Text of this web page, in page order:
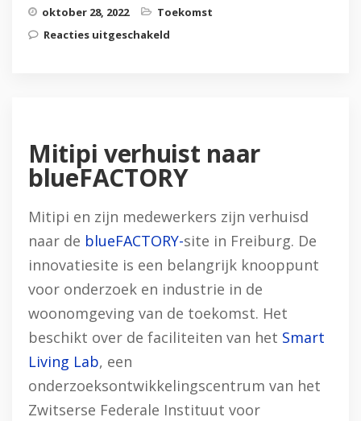
oktober 28, 2022
Toekomst
Reacties uitgeschakeld
Mitipi verhuist naar
blueFACTORY
Mitipi en zijn medewerkers zijn verhuisd
naar de blueFACTORY-site in Freiburg. De
innovatiesite is een belangrijk knooppunt
voor onderzoek en industrie in de
woonomgeving van de toekomst. Het
beschikt over de faciliteiten van het Smart
Living Lab, een
onderzoeksontwikkelingscentrum van het
Zwitserse Federale Instituut voor